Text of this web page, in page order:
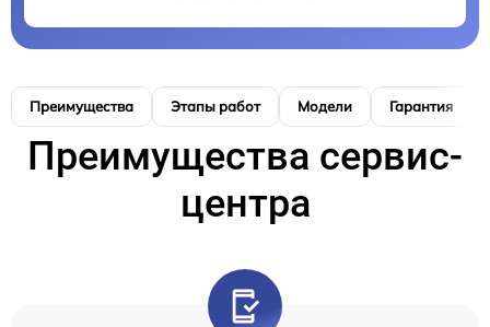
Преимущества Этапы работ Модели Гарантия
Преимущества сервис-
центра